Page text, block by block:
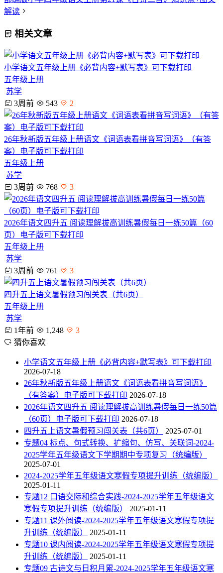
解读
相关文章
小学语文五年级上册《必背内容+默写表》可下载打印
五年级上册
苏学
3周前
543 2
26年秋新版五年级上册语文《词语表看拼音写词语》（有答
案）电子版可下载打印
五年级上册
苏学
3周前
768 3
2026年语文四升五 阅读理解拔高训练暑假每日一练50篇（60
页）电子版可下载打印
五年级上册
苏学
3周前
761 3
四升五上语文暑假预习闯关表（共6页）
五年级上册
苏学
1年前
1,248
3
猜你喜欢
小学语文五年级上册《必背内容+默写表》可下载打印
2026-07-18
26年秋新版五年级上册语文《词语表看拼音写词语》
（有答案）电子版可下载打印 2026-07-18
2026年语文四升五 阅读理解拔高训练暑假每日一练50篇
（60页）电子版可下载打印 2026-07-18
四升五上语文暑假预习闯关表（共6页）
2025-07-01
专题04 标点、句式转换、扩缩句、仿写、关联词-2024-
2025学年五年级语文下学期期中专项复习（统编版）
2025-07-01
2024-2025学年五年级语文寒假专项提升训练（统编版）
2025-01-11
专题12 口语交际和综合实践-2024-2025学年五年级语文
寒假专项提升训练（统编版）
2025-01-11
专题11 课外阅读-2024-2025学年五年级语文寒假专项提
升训练（统编版）
2025-01-11
专题10 课内阅读-2024-2025学年五年级语文寒假专项提
升训练（统编版）
2025-01-11
专题09 古诗文与日积月累-2024-2025学年五年级语文寒